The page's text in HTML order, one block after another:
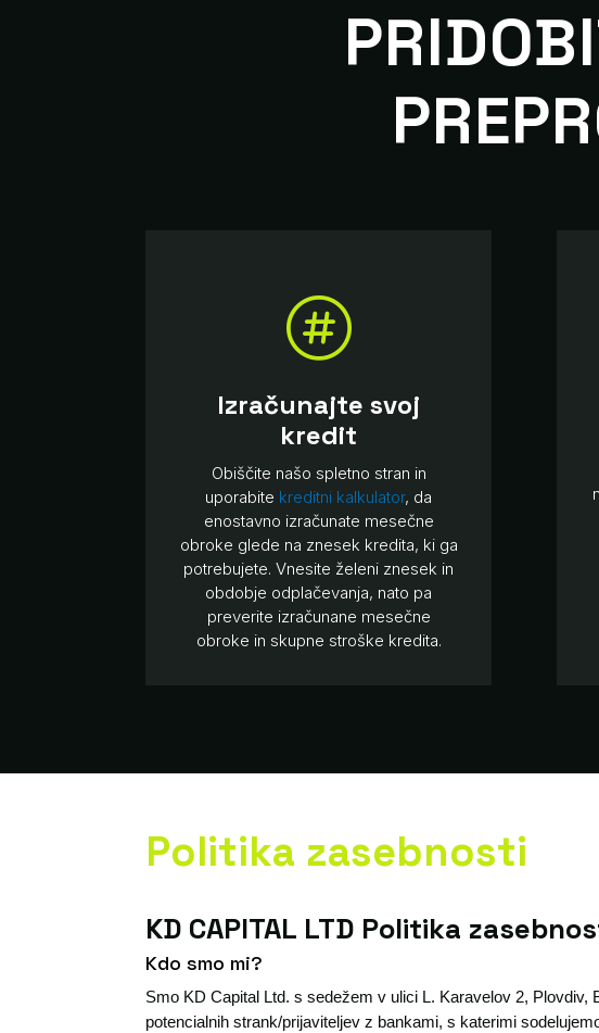

Izračunajte svoj
kredit
Obiščite našo spletno stran in
uporabite kreditni kalkulator, da
enostavno izračunate mesečne
obroke glede na znesek kredita, ki ga
potrebujete. Vnesite želeni znesek in
obdobje odplačevanja, nato pa
preverite izračunane mesečne
obroke in skupne stroške kredita.
Politika zasebnosti
KD CAPITAL LTD Politika
Kdo smo mi?
Smo KD Capital Ltd. s sedežem v ulici L. Karavelov 2,
potencialnih strank/prijaviteljev z bankami, s katerimi